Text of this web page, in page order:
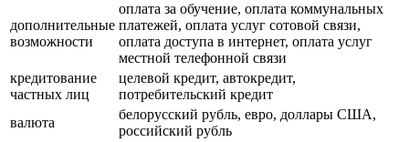
дополнительные
возможности
оплата за обучение, оплата коммунальных
платежей, оплата услуг сотовой связи,
оплата доступа в интернет, оплата услуг
местной телефонной связи
кредитование
частных лиц
целевой кредит, автокредит,
потребительский кредит
валюта
белорусский рубль, евро, доллары США,
российский рубль